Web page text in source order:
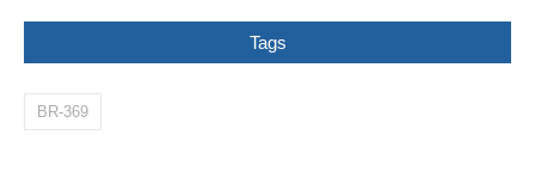
Tags
BR-369